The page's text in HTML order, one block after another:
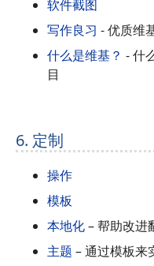
软件截图
写作良习 - 优质维
什么是维基？ - 什
目
6. 定制
操作
模板
本地化– 帮助改进
主题 – 通过模板来